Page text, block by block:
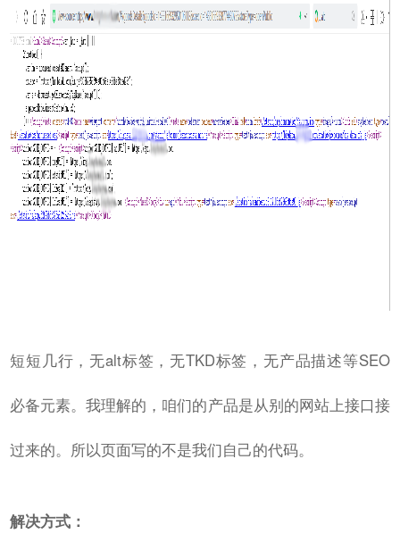
短短几行，无alt标签，无TKD标签，无产品描述等SEO
必备元素。我理解的，咱们的产品是从别的网站上接口接
过来的。所以页面写的不是我们自己的代码。
解决方式：